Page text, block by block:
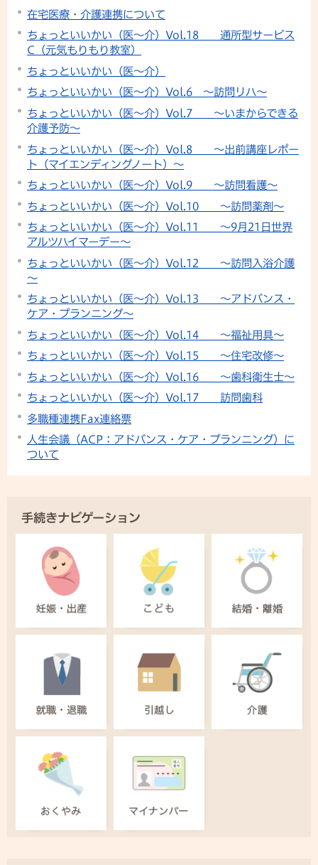
在宅医療・介護連携について
ちょっといいかい（医～介）Vol.18 通所型サービス
C（元気もりもり教室）
ちょっといいかい（医～介）
ちょっといいかい（医～介）Vol.6 ～訪問リハ～
ちょっといいかい（医～介）Vol.7 ～いまからできる
介護予防～
ちょっといいかい（医～介）Vol.8 ～出前講座レポー
ト（マイエンディングノート）～
ちょっといいかい（医～介）Vol.9 ～訪問看護～
ちょっといいかい（医～介）Vol.10 ～訪問薬剤～
ちょっといいかい（医～介）Vol.11 ～9月21日世界
アルツハイマーデー～
ちょっといいかい（医～介）Vol.12 ～訪問入浴介護
～
ちょっといいかい（医～介）Vol.13 ～アドバンス・
ケア・プランニング～
ちょっといいかい（医～介）Vol.14 ～福祉用具～
ちょっといいかい（医～介）Vol.15 ～住宅改修～
ちょっといいかい（医～介）Vol.16 ～歯科衛生士～
ちょっといいかい（医～介）Vol.17 訪問歯科
多職種連携Fax連絡票
人生会議（ACP：アドバンス・ケア・プランニング）に
ついて
手続きナビゲーション